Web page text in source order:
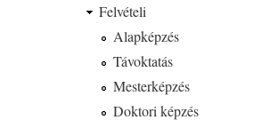
Felvételi
Alapképzés
Távoktatás
Mesterképzés
Doktori képzés